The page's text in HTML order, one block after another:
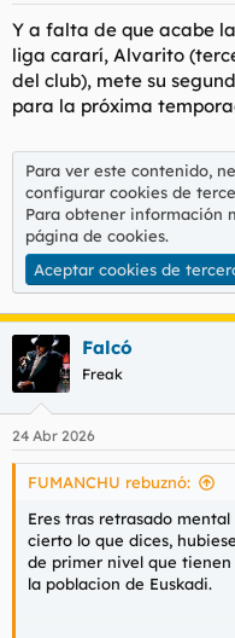
Y a falta de que acabe
liga cararí, Alvarito
del club), mete su
para la próxima
Para ver este contenido,
configurar cookies de
Para obtener información
página de cookies.
Aceptar cookies de
Falcó
Freak
24 Abr 2026
FUMANCHU rebuznó:
Eres tras retrasado
cierto lo que dices,
de primer nivel que tienen
la poblacion de Euskadi.